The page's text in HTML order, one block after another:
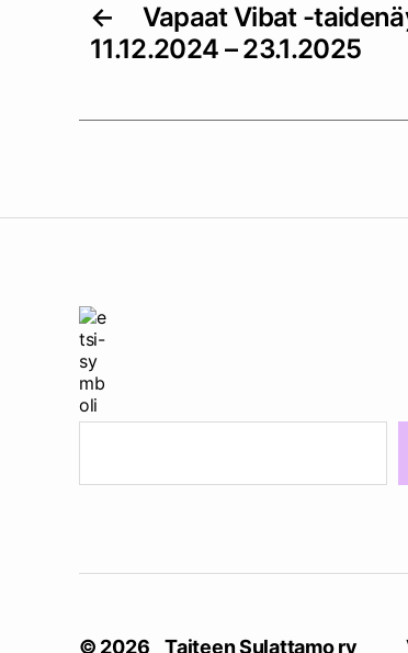
←
Vapaat Vibat -
11.12.2024 – 23.1.2025
© 2026 Taiteen Sulattamo ry